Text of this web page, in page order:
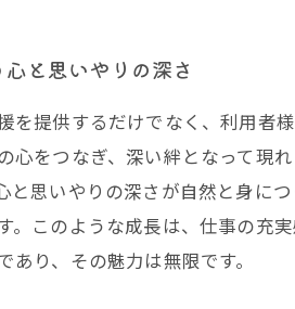
と思いやりの深さ
を提供するだけでなく、利用者
心をつなぎ、深い絆となって現
と思いやりの深さが自然と身に
。このような成長は、仕事の充
り、その魅力は無限です。